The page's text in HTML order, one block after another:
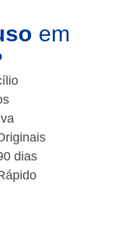
em
dias